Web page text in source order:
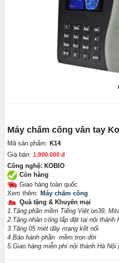
Máy chấm công vân tay
Mã sản phẩm: K14
Giá bán:1.900.000 đ
Công nghệ: KOBIO
Còn hàng
Giao hàng toàn quốc
Xem thêm: Máy chấm công
Quà tặng & Khuyến mại
1.Tặng phần mềm Tiếng Việt on39,
2.Tặng nhân công lắp đặt tại nội thành
3.Tặng 05 mét dây mạng kết nối
4.Bảo hành phần mềm trọn đời
5.Giao hàng miễn phí nội thành Hà Nội